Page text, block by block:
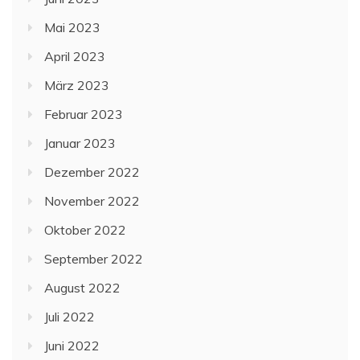
Mai 2023
April 2023
März 2023
Februar 2023
Januar 2023
Dezember 2022
November 2022
Oktober 2022
September 2022
August 2022
Juli 2022
Juni 2022